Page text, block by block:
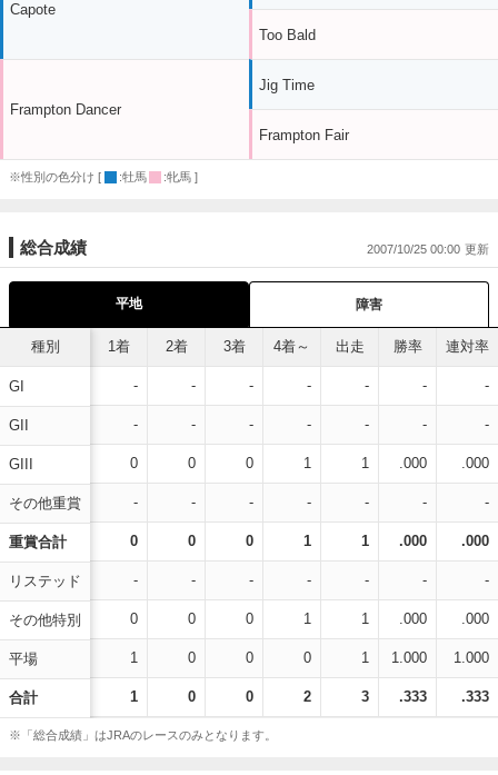
Capote
Frampton Dancer
Too Bald
Jig Time
Frampton Fair
※性別の色分け [ :牡馬 :牝馬 ]
総合成績 2007/10/25 00:00
平地 障害
種別
GI
GII
GIII
その他重賞
重賞合計
リステッド
その他特別
平場
合計
1着 2着 3着 4着～ 出走 勝率 連対率
- - - - - - -
- - - - - - -
0 0 0 1 1 .000 .000
- - - - - - -
0 0 0 1 1 .000 .000
- - - - - - -
0 0 0 1 1 .000 .000
1 0 0 0 1 1.000 1.000
1 0 0 2 3 .333 .333
※「総合成績」はJRAのレースのみとなります。